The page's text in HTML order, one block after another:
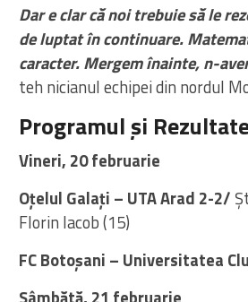
Dar e clar că noi trebuie să le
de luptat în continuare.
caracter. Mergem înainte, n-
teh nicianul echipei din nordul
Programul și
Vineri, 20 februarie
Oțelul Galați – UTA Arad 2-2/
Florin Iacob (15)
FC Botoșani – Universitatea